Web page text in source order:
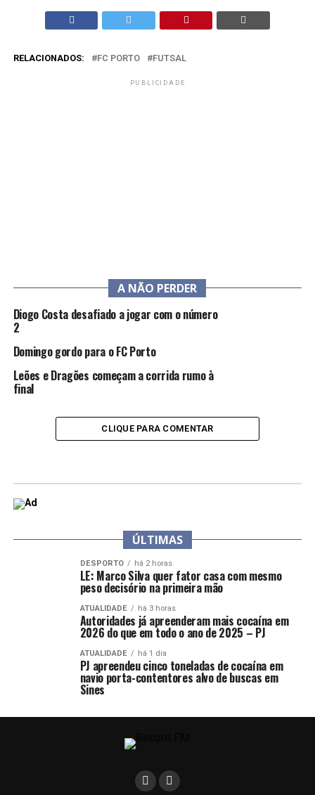
RELACIONADOS: FC PORTO FUTSAL
PUBLICIDADE
A NÃO PERDER
Diogo Costa desafiado a jogar com o número
2
Domingo gordo para o FC Porto
Leões e Dragões começam a corrida rumo à
final
CLIQUE PARA COMENTAR
ÚLTIMAS
DESPORTO há 2 horas
LE: Marco Silva quer fator casa com mesmo
peso decisório na primeira mão
ATUALIDADE há 3 horas
Autoridades já apreenderam mais cocaína em
2026 do que em todo o ano de 2025 – PJ
ATUALIDADE há 1 dia
PJ apreendeu cinco toneladas de cocaína em
navio porta-contentores alvo de buscas em
Sines